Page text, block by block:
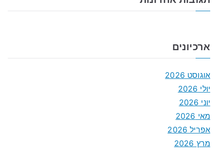
ארכיונים
אוגוסט 2026
יולי 2026
יוני 2026
מאי 2026
אפריל 2026
מרץ 2026